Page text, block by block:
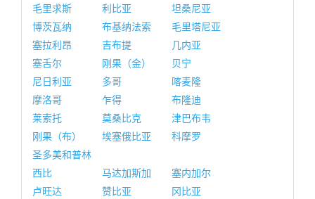
毛里求斯
利比亚
坦桑尼亚
博茨瓦纳
布基纳法索
毛里塔尼亚
塞拉利昂
吉布提
几内亚
塞舌尔
刚果（金）
贝宁
尼日利亚
多哥
喀麦隆
摩洛哥
乍得
布隆迪
莱索托
莫桑比克
津巴布韦
刚果（布）
埃塞俄比亚
科摩罗
圣多美和普林
西比
马达加斯加
塞内加尔
卢旺达
赞比亚 冈比亚